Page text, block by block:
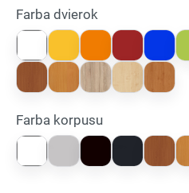
Farba dvierok
Farba korpusu